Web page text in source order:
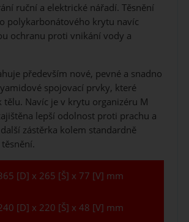
ruční a elektrické nářadí. Těsnění
polykarbonátového krytu navíc
ochranu proti vnikání vody a
především nové, pevné a snadno
spojovací prvky, které
Navíc je v krytu organizéru M
lepší odolnost proti prachu a
zástěrka kolem standardně
[D] x 265 [Š] x 77 [V] mm
[D] x 220 [Š] x 48 [V] mm